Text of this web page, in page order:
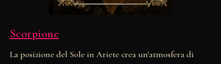
Scorpione
La posizione del Sole in Ariete crea un'atmosfera di